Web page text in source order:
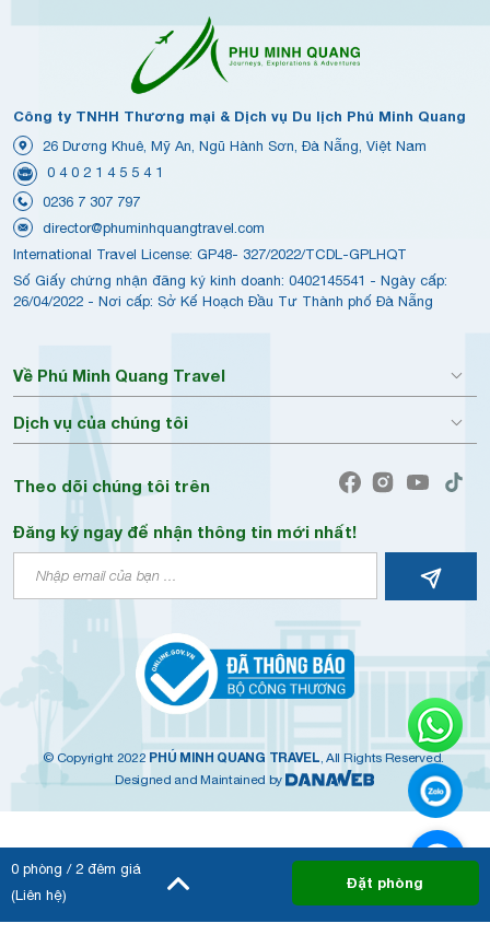
0 phòng / 2 đêm giá
(Liên hệ)
Đặt phòng
Công ty TNHH Thương mại & Dịch vụ Du lịch Phú Minh Quang
26 Dương Khuê, Mỹ An, Ngũ Hành Sơn, Đà Nẵng, Việt Nam
0 4 0 2 1 4 5 5 4 1
0236 7 307 797
director@phuminhquangtravel.com
International Travel License: GP48- 327/2022/TCDL-GPLHQT
Số Giấy chứng nhận đăng ký kinh doanh: 0402145541 - Ngày cấp:
26/04/2022 - Nơi cấp: Sở Kế Hoạch Đầu Tư Thành phố Đà Nẵng
Về Phú Minh Quang Travel
Dịch vụ của chúng tôi
Theo dõi chúng tôi trên
Đăng ký ngay để nhận thông tin mới nhất!
© Copyright 2022 PHÚ MINH QUANG TRAVEL, All Rights Reserved.
Designed and Maintained by